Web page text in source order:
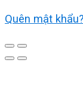
Quên mật khẩu?